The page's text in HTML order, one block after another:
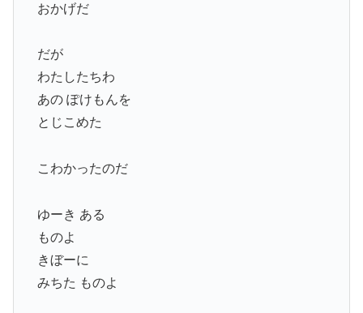
おかげだ
だが
わたしたちわ
あの ぽけもんを
とじこめた
こわかったのだ
ゆーき ある
ものよ
きぼーに
みちた ものよ